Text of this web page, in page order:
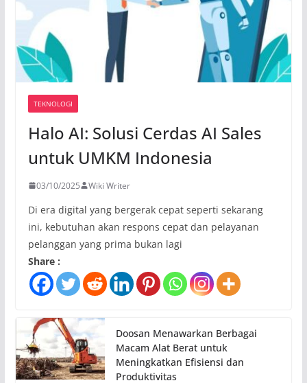
TEKNOLOGI
Halo AI: Solusi Cerdas AI Sales
untuk UMKM Indonesia
03/10/2025 Wiki Writer
Di era digital yang bergerak cepat seperti sekarang
ini, kebutuhan akan respons cepat dan pelayanan
pelanggan yang prima bukan lagi
Share :
Doosan Menawarkan Berbagai
Macam Alat Berat untuk
Meningkatkan Efisiensi dan
Produktivitas